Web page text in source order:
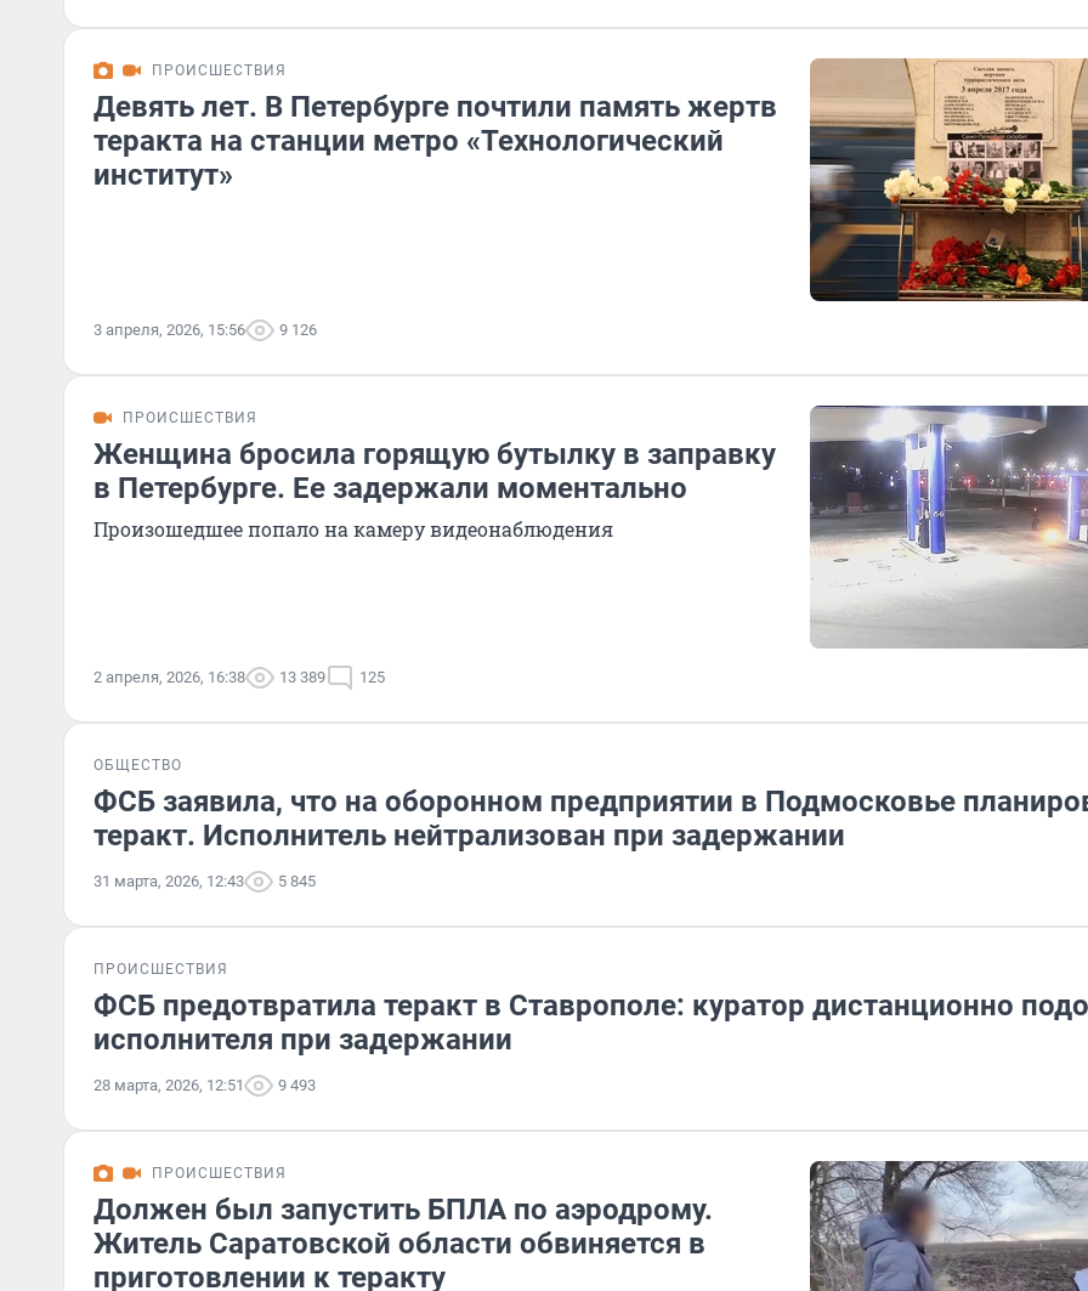
ПРОИСШЕСТВИЯ
Девять лет. В Петербурге почтили память жертв
теракта на станции метро «Технологический
институт»
3 апреля, 2026, 15:56 9 126
ПРОИСШЕСТВИЯ
Женщина бросила горящую бутылку в заправку
в Петербурге. Ее задержали моментально
Произошедшее попало на камеру видеонаблюдения
2 апреля, 2026, 16:38 13 389 125
ОБЩЕСТВО
ФСБ заявила, что на оборонном предприятии в Подмосковье
теракт. Исполнитель нейтрализован при задержании
31 марта, 2026, 12:43 5 845
ПРОИСШЕСТВИЯ
ФСБ предотвратила теракт в Ставрополе: куратор дистанционно
исполнителя при задержании
28 марта, 2026, 12:51 9 493
ПРОИСШЕСТВИЯ
Должен был запустить БПЛА по аэродрому.
Житель Саратовской области обвиняется в
приготовлении к теракту